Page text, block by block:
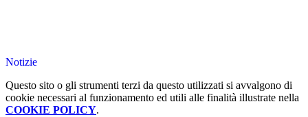
Notizie
Questo sito o gli strumenti terzi da questo utilizzati si avvalgono di
cookie necessari al funzionamento ed utili alle finalità illustrate nella
COOKIE POLICY.